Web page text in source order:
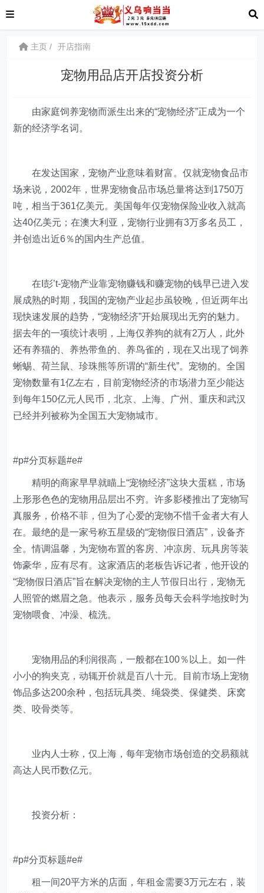
主页 开店指南
宠物用品店开店投资分析
由家庭饲养宠物而派生出来的“宠物经济”正成为一个
新的经济学名词。
在发达国家，宠物产业意味着财富。仅就宠物食品市
场来说，2002年，世界宠物食品市场总量将达到1750万
吨，相当于361亿美元。美国每年仅宠物保险业收入就高
达40亿美元；在澳大利亚，宠物行业拥有3万多名员工，
并创造出近6％的国内生产总值。
在I彭’t-宠物产业靠宠物赚钱和赚宠物的钱早已进入发
展成熟的时期，我国的宠物产业起步虽较晚，但近两年出
现快速发展的趋势，“宠物经济”开始展现出无穷的魅力。
据去年的一项统计表明，上海仅养狗的就有2万人，此外
还有养猫的、养热带鱼的、养鸟雀的，现在又出现了饲养
蜥蜴、荷兰鼠、珍珠熊等所谓的“新生代”。宠物的。全国
宠物数量有1亿左右，目前宠物经济的市场潜力至少能达
到每年150亿元人民币，北京、上海、广州、重庆和武汉
已经并列被称为全国五大宠物城市。
#p#分页标题#e#
精明的商家早早就瞄上“宠物经济”这块大蛋糕，市场
上形形色色的宠物用品层出不穷。许多影楼推出了宠物写
真服务，价格不菲，但为了心爱的宠物不惜千金者大有人
在。最绝的是一家号称五星级的“宠物假日酒店”，设备齐
全。情调温馨，为宠物布置的客房、冲凉房、玩具房等装
饰豪华，应有尽有。这家酒店的老板告诉记者，他开设的
“宠物假日酒店”旨在解决宠物的主人节假日出行，宠物无
人照管的燃眉之急。他表示，服务员每天会科学地按时为
宠物喂食、冲澡、梳洗。
宠物用品的利润很高，一般都在100％以上。如一件
小小的狗夹克，动辄开价就是百八十元。目前市场上宠物
饰品多达200余种，包括玩具类、绳袋类、保健类、床窝
类、咬骨类等。
业内人士称，仅上海，每年宠物市场创造的交易额就
高达人民币数亿元。
投资分析：
#p#分页标题#e#
租一间20平方米的店面，年租金需要3万元左右，装